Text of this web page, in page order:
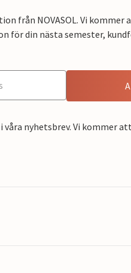
från NOVASOL. Vi kommer
för din nästa semester,
nyhetsbrev. Vi kommer